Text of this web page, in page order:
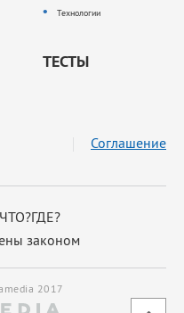
Технологии
ТЕСТЫ
законом
Соглашение
2017